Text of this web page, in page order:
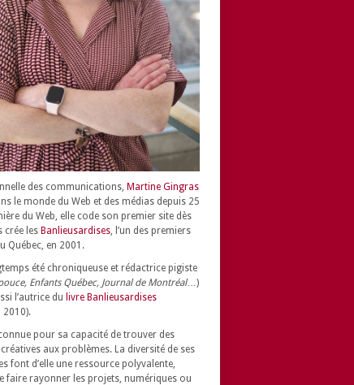
des communications, Martine Gingras
le monde du Web et des médias depuis 25
du Web, elle code son premier site dès
crée les Banlieusardises , l’un des premiers
Québec, en 2001.
été chroniqueuse et rédactrice pigiste
Enfants Québec, Journal de Montréal…)
l’autrice du livre Banlieusardises
2010).
pour sa capacité de trouver des
aux problèmes. La diversité de ses
font d’elle une ressource polyvalente,
faire rayonner les projets, numériques ou